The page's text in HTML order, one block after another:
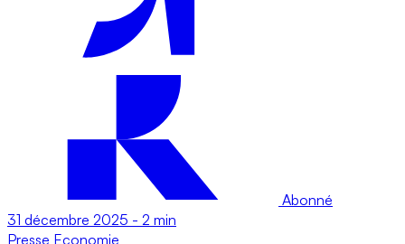
Abonné
31 décembre 2025 - 2 min
Presse Economie